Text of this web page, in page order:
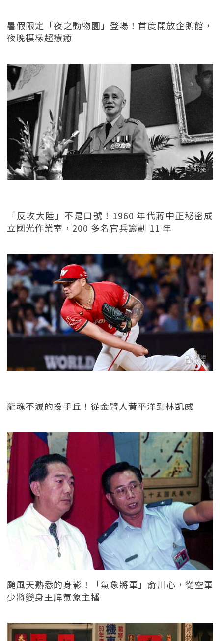
暑假限定「夜之動物園」登場！首度開放企鵝館，
夜晚模樣超療癒
「反攻大陸」不是口號！1960 年代蔣中正秘密成
立國光作業室，200 多名官兵籌劃 11 年
龍魂不滅的投手丘！從金臂人黃平洋到林凱威
颱風天熟悉的身影！「氣象將軍」俞川心，從空軍
少將變身王牌氣象主播